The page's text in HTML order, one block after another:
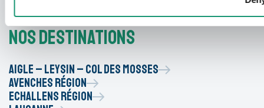
Nos destinations
Aigle – Leysin – Col des Mosses
Avenches Région
Echallens Région